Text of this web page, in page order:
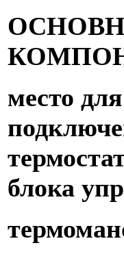
место для
блока